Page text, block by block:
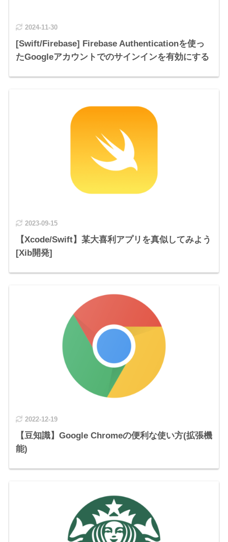
2024-11-30
[Swift/Firebase] Firebase Authenticationを使っ
たGoogleアカウントでのサインインを有効にする
2023-09-15
【Xcode/Swift】某大喜利アプリを真似してみよう
[Xib開発]
2022-12-19
【豆知識】Google Chromeの便利な使い方(拡張機
能)